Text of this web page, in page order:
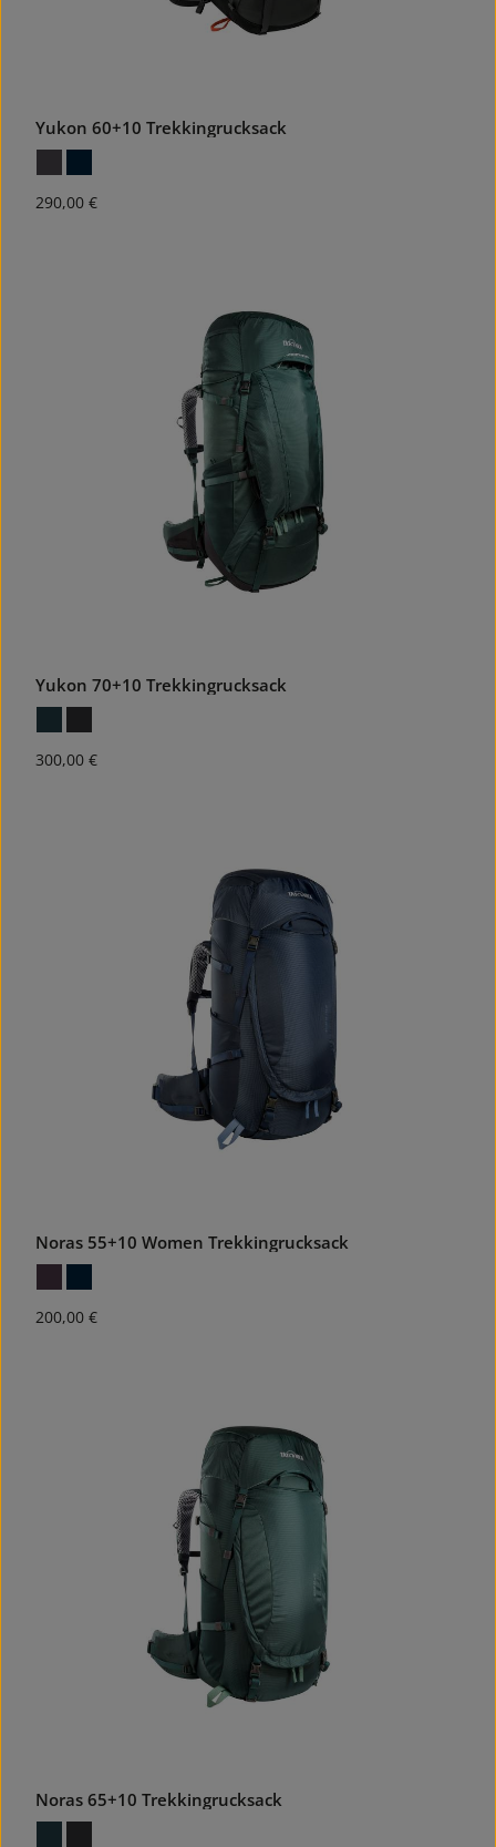
Yukon 60+10 Trekkingrucksack
Regulärer Preis:
290,00 €
Yukon 70+10 Trekkingrucksack
Regulärer Preis:
300,00 €
Noras 55+10 Women Trekkingrucksack
Regulärer Preis:
200,00 €
Noras 65+10 Trekkingrucksack